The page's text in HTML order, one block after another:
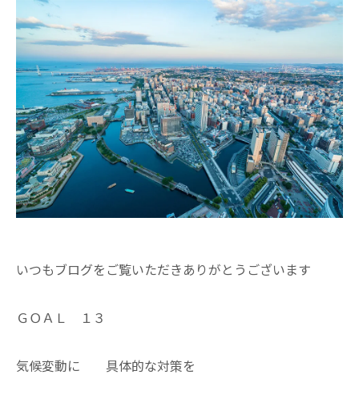
いつもブログをご覧いただきありがとうございます
ＧＯＡＬ １３
気候変動に 具体的な対策を